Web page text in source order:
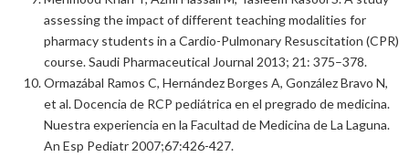
assessing the impact of different teaching modalities for
pharmacy students in a Cardio-Pulmonary Resuscitation (CPR)
course. Saudi Pharmaceutical Journal 2013; 21: 375–378.
Ormazábal Ramos C, Hernández Borges A, González Bravo N,
et al. Docencia de RCP pediátrica en el pregrado de medicina.
Nuestra experiencia en la Facultad de Medicina de La Laguna.
An Esp Pediatr 2007;67:426-427.